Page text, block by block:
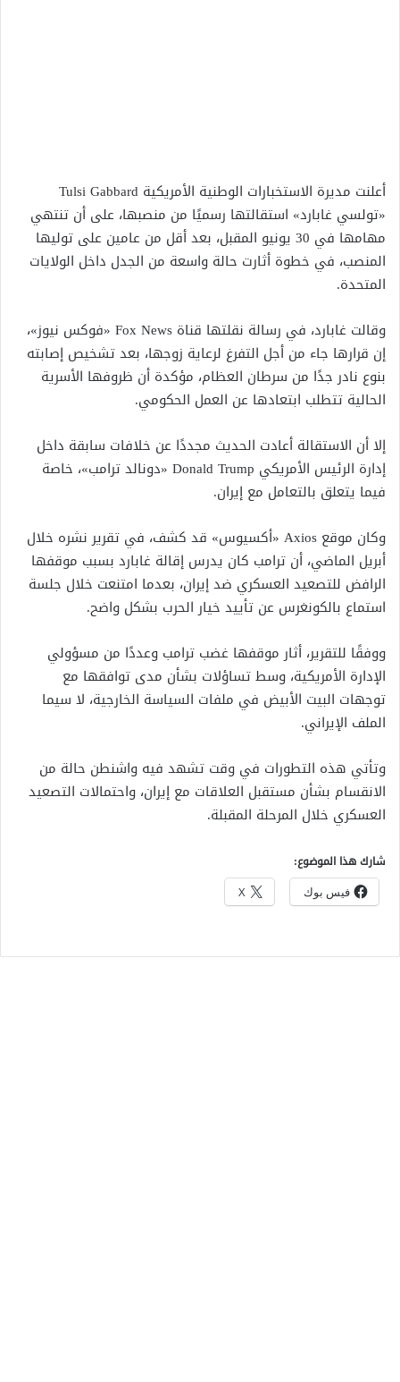
أعلنت مديرة الاستخبارات الوطنية الأمريكية Tulsi Gabbard
«تولسي غابارد» استقالتها رسميًا من منصبها، على أن تنتهي
مهامها في 30 يونيو المقبل، بعد أقل من عامين على توليها
المنصب، في خطوة أثارت حالة واسعة من الجدل داخل الولايات
المتحدة.
وقالت غابارد، في رسالة نقلتها قناة Fox News «فوكس نيوز»،
إن قرارها جاء من أجل التفرغ لرعاية زوجها، بعد تشخيص إصابته
بنوع نادر جدًا من سرطان العظام، مؤكدة أن ظروفها الأسرية
الحالية تتطلب ابتعادها عن العمل الحكومي.
إلا أن الاستقالة أعادت الحديث مجددًا عن خلافات سابقة داخل
إدارة الرئيس الأمريكي Donald Trump «دونالد ترامب»، خاصة
فيما يتعلق بالتعامل مع إيران.
وكان موقع Axios «أكسيوس» قد كشف، في تقرير نشره خلال
أبريل الماضي، أن ترامب كان يدرس إقالة غابارد بسبب موقفها
الرافض للتصعيد العسكري ضد إيران، بعدما امتنعت خلال جلسة
استماع بالكونغرس عن تأييد خيار الحرب بشكل واضح.
ووفقًا للتقرير، أثار موقفها غضب ترامب وعددًا من مسؤولي
الإدارة الأمريكية، وسط تساؤلات بشأن مدى توافقها مع
توجهات البيت الأبيض في ملفات السياسة الخارجية، لا سيما
الملف الإيراني.
وتأتي هذه التطورات في وقت تشهد فيه واشنطن حالة من
الانقسام بشأن مستقبل العلاقات مع إيران، واحتمالات التصعيد
العسكري خلال المرحلة المقبلة.
شارك هذا الموضوع:
فيس بوك X